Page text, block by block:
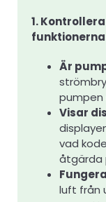
1.
Är
Visar
vad
åtgärda
luft från